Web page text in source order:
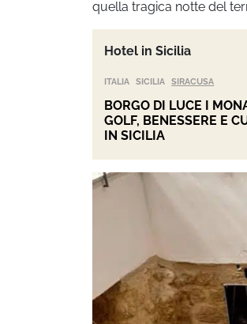
quella tragica notte del
Hotel in Sicilia
ITALIA SICILIA SIRACUSA
BORGO DI LUCE I
GOLF, BENESSERE E
IN SICILIA